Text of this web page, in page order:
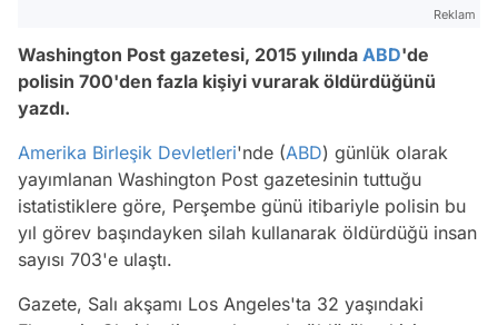
Reklam
Washington Post gazetesi, 2015 yılında ABD'de
polisin 700'den fazla kişiyi vurarak öldürdüğünü
yazdı.
Amerika Birleşik Devletleri'nde (ABD) günlük olarak
yayımlanan Washington Post gazetesinin tuttuğu
istatistiklere göre, Perşembe günü itibariyle polisin bu
yıl görev başındayken silah kullanarak öldürdüğü insan
sayısı 703'e ulaştı.
Gazete, Salı akşamı Los Angeles'ta 32 yaşındaki